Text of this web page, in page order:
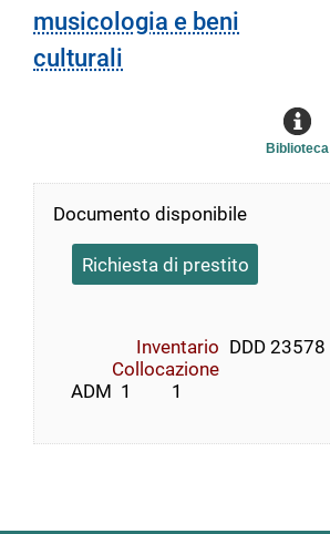
musicologia e beni
culturali
Biblioteca
Documento disponibile
Richiesta di prestito
Inventario DDD 23578
Collocazione
    ADM  1         1